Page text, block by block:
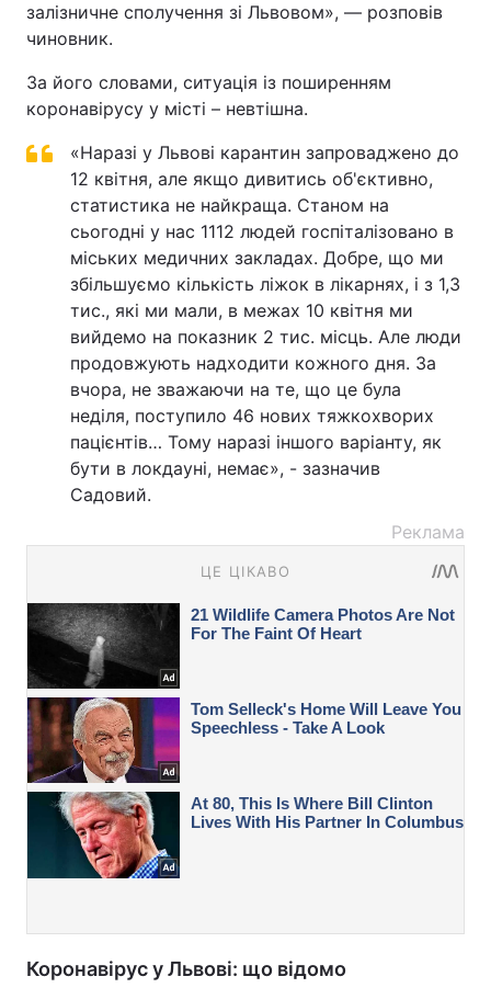
залізничне сполучення зі Львовом», — розповів
чиновник.
За його словами, ситуація із поширенням
коронавірусу у місті – невтішна.
«Наразі у Львові карантин запроваджено до
12 квітня, але якщо дивитись об'єктивно,
статистика не найкраща. Станом на
сьогодні у нас 1112 людей госпіталізовано в
міських медичних закладах. Добре, що ми
збільшуємо кількість ліжок в лікарнях, і з 1,3
тис., які ми мали, в межах 10 квітня ми
вийдемо на показник 2 тис. місць. Але люди
продовжують надходити кожного дня. За
вчора, не зважаючи на те, що це була
неділя, поступило 46 нових тяжкохворих
пацієнтів… Тому наразі іншого варіанту, як
бути в локдауні, немає», - зазначив
Садовий.
Реклама
Коронавірус у Львові: що відомо